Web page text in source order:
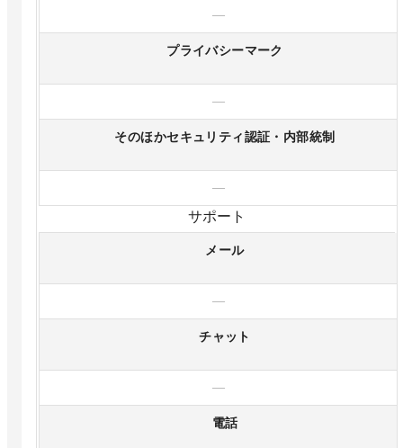
—
プライバシーマーク
—
そのほかセキュリティ認証・内部統制
—
サポート
メール
—
チャット
—
電話